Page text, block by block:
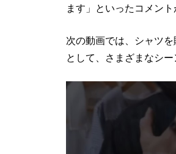
ます」といったコメント
次の動画では、シャツ
として、さまざまなシ